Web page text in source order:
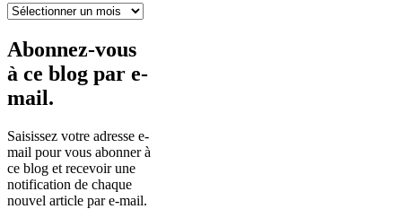
Archives
Abonnez-vous
à ce blog par e-
mail.
Saisissez votre adresse e-
mail pour vous abonner à
ce blog et recevoir une
notification de chaque
nouvel article par e-mail.